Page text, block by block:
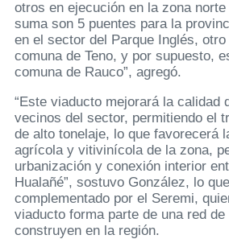
otros en ejecución en la zona norte
suma son 5 puentes para la
en el sector del Parque Inglés,
comuna de Teno, y por supuesto,
comuna de Rauco”, agregó.
“Este viaducto mejorará la calidad
vecinos del sector, permitiendo el
de alto tonelaje, lo que favorecerá
agrícola y vitivinícola de la zona,
urbanización y conexión interior
Hualañé”, sostuvo González, lo
complementado por el Seremi,
viaducto forma parte de una red
construyen en la región.